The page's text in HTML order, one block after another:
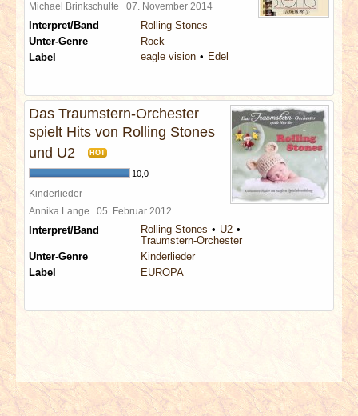
Michael Brinkschulte 07. November 2014
Interpret/Band
Rolling Stones
Unter-Genre
Rock
Label
eagle vision Edel
Das Traumstern-Orchester
spielt Hits von Rolling Stones
und U2
HOT
10,0
Kinderlieder
Annika Lange 05. Februar 2012
Interpret/Band Rolling Stones
U2
Traumstern-Orchester
Unter-Genre
Kinderlieder
Label
EUROPA